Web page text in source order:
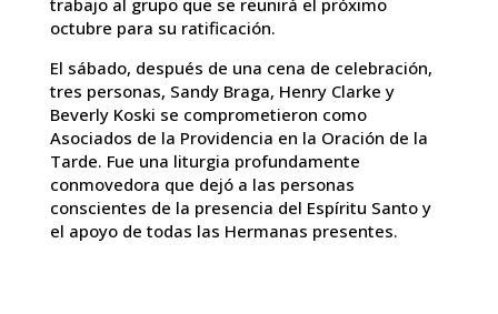
trabajo al grupo que se reunirá el próximo
octubre para su ratificación.
El sábado, después de una cena de celebración,
tres personas, Sandy Braga, Henry Clarke y
Beverly Koski se comprometieron como
Asociados de la Providencia en la Oración de la
Tarde. Fue una liturgia profundamente
conmovedora que dejó a las personas
conscientes de la presencia del Espíritu Santo y
el apoyo de todas las Hermanas presentes.